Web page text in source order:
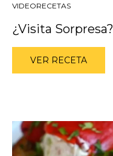
VIDEORECETAS
¿Visita Sorpresa?
VER RECETA